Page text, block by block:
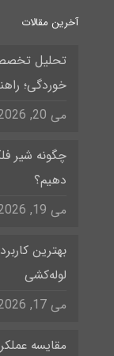
آخرین مقالات
تحلیل
خوردگی؛
می 20, 2026
چگونه شیر
دهیم؟
می 19, 2026
بهترین
لوله‌کشی
می 17, 2026
مقایسه